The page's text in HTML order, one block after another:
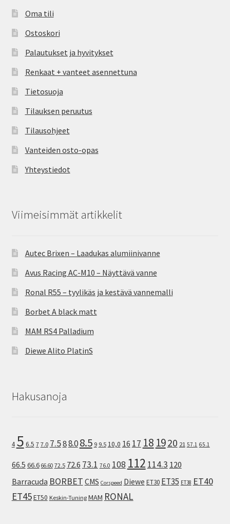
Oma tili
Ostoskori
Palautukset ja hyvitykset
Renkaat + vanteet asennettuna
Tietosuoja
Tilauksen peruutus
Tilausohjeet
Vanteiden osto-opas
Yhteystiedot
Viimeisimmät artikkelit
Autec Brixen – Laadukas alumiinivanne
Avus Racing AC-M10 – Näyttävä vanne
Ronal R55 – tyylikäs ja kestävä vannemalli
Borbet A black matt
MAM RS4 Palladium
Diewe Alito PlatinS
Hakusanoja
4 5 6.5 7 7.0 7.588.08.5 9 9.5 10,0 16 17 18 1920 21 57.1 65.1
66.5 66.6 66.60 72.5 72.6 73.1 76.0 108 112 114.3 120
Barracuda BORBET CMS Corspeed Diewe ET30 ET35 ET38 ET40
ET45ET50 Keskin-Tuning MAM RONAL